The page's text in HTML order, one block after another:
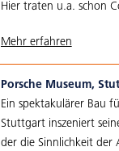
Hier traten u.a. schon
Mehr erfahren
Porsche Museum,
Ein spektakulärer Bau
Stuttgart inszeniert
der die Sinnlichkeit der